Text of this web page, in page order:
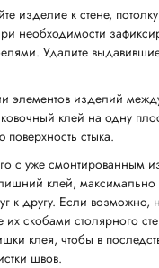
изделие к стене,
необходимости
Удалите
элементов изделий
клей на одну
поверхность стыка.
с уже смонтированным
клей, максимально
к другу. Если возможно,
их скобами столярного
клея, чтобы в
швов.